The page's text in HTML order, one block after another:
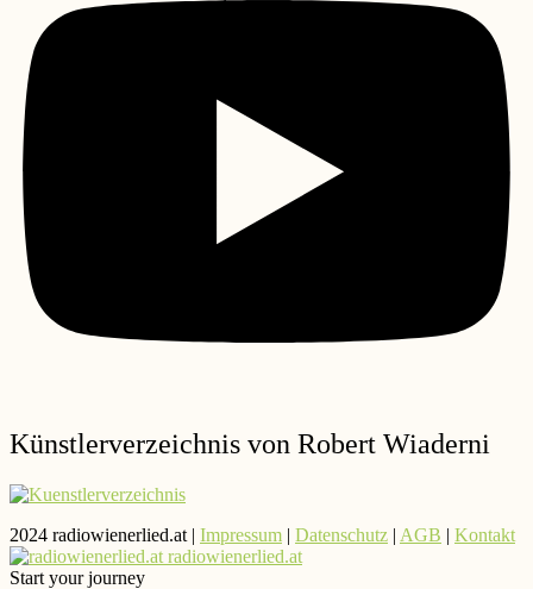
Künstlerverzeichnis von Robert Wiaderni
2024 radiowienerlied.at | Impressum | Datenschutz | AGB | Kontakt
radiowienerlied.at
Start your journey